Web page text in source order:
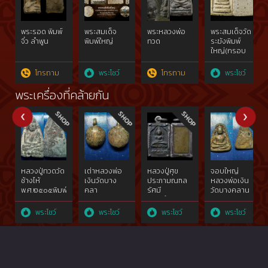
พระรอด พิมพ์
จิ๋ว ลำพูน
โทรถาม
พระสมเด็จ
พิมพ์ใหญ่
พระโชว์
พระหลวงพ่อ
ทวด
โทรถาม
พระสมเด็จวัด
ระฆังพิมพ์
ใหญ่(กรอบ
กระจก)หลัง
เรียบ
Prasomdej
(Printing
Lines)
Smooth
Back
พระโชว์
พระเครื่องที่คล้ายกัน
หลวงปู่ทวดวัด
ช้างไห้
พ.ศ.๒๕๐๕พิมพ์
เตารีดโลหะ
ผสมแร่
ทองคำgold{rare
show}ไม่ผ่าน
พระโชว์
เต่าหลวงพ่อ
เงินวัดบาง
คลา
นพ.ศ.๒๔๕๑จ.พิจิตร
เนื้อโลหะผสม
ทองคำgoldสภาพ
ใช้{rare show}
พระโชว์
หลวงปู่ศุข
ประภามณฑล
รัศมี
ทองคำgoldผสม
ไม่ผ่านการใช้
วัดปากคลอง
มะขาม
พระโชว์
จอบใหญ่
หลวงพ่อเงิน
วัดบางคลาน
จ.พิจิต
รพ.ศ.๒๔๖๐
โลหะผสม
ทองคำgold{rare
พระโชว์